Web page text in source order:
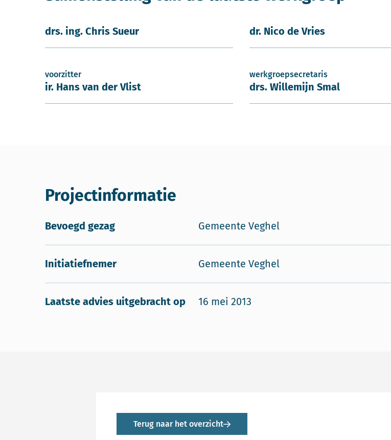
drs. ing. Chris Sueur dr. Nico de Vries
voorzitter
ir. Hans van der Vlist
werkgroepsecretaris
drs. Willemijn Smal
Projectinformatie
Bevoegd gezag Gemeente Veghel
Initiatiefnemer Gemeente Veghel
Laatste advies uitgebracht op 16 mei 2013
Terug naar het overzicht